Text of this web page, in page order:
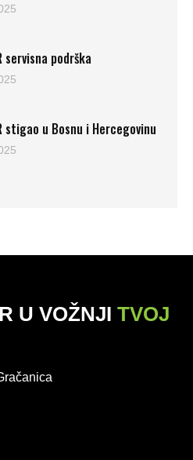
servisna podrška
stigao u Bosnu i Hercegovinu
U VOŽNJI TVOJ